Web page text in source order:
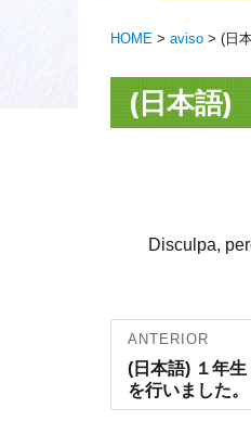
HOME > aviso > (日
(日本語)
Disculpa,
de
ANTERIOR
Entrada
anterior:
(日本語) １年
を行いました。